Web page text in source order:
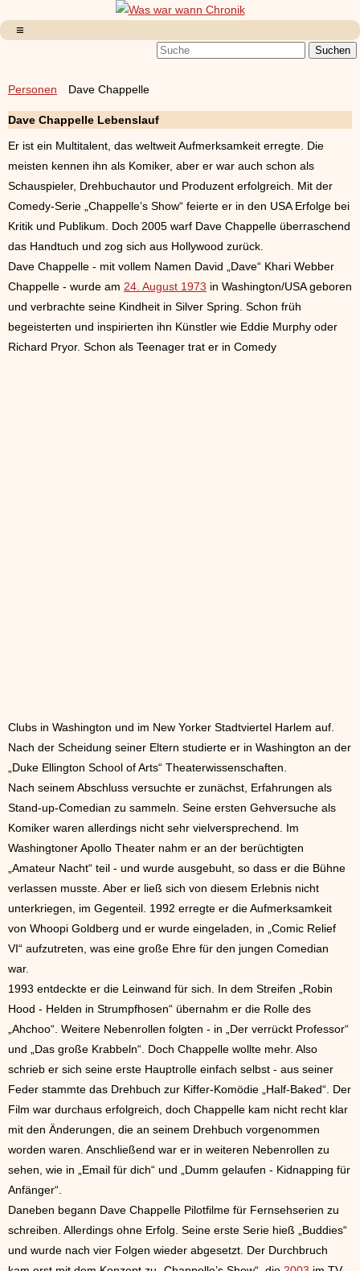
Personen Dave Chappelle
Dave Chappelle Lebenslauf
Er ist ein Multitalent, das weltweit Aufmerksamkeit erregte. Die
meisten kennen ihn als Komiker, aber er war auch schon als
Schauspieler, Drehbuchautor und Produzent erfolgreich. Mit der
Comedy-Serie „Chappelle’s Show“ feierte er in den USA Erfolge bei
Kritik und Publikum. Doch 2005 warf Dave Chappelle überraschend
das Handtuch und zog sich aus Hollywood zurück.
Dave Chappelle - mit vollem Namen David „Dave“ Khari Webber
Chappelle - wurde am 24. August 1973 in Washington/USA geboren
und verbrachte seine Kindheit in Silver Spring. Schon früh
begeisterten und inspirierten ihn Künstler wie Eddie Murphy oder
Richard Pryor. Schon als Teenager trat er in Comedy
Clubs in Washington und im New Yorker Stadtviertel Harlem auf.
Nach der Scheidung seiner Eltern studierte er in Washington an der
„Duke Ellington School of Arts“ Theaterwissenschaften.
Nach seinem Abschluss versuchte er zunächst, Erfahrungen als
Stand-up-Comedian zu sammeln. Seine ersten Gehversuche als
Komiker waren allerdings nicht sehr vielversprechend. Im
Washingtoner Apollo Theater nahm er an der berüchtigten
„Amateur Nacht“ teil - und wurde ausgebuht, so dass er die Bühne
verlassen musste. Aber er ließ sich von diesem Erlebnis nicht
unterkriegen, im Gegenteil. 1992 erregte er die Aufmerksamkeit
von Whoopi Goldberg und er wurde eingeladen, in „Comic Relief
VI“ aufzutreten, was eine große Ehre für den jungen Comedian
war.
1993 entdeckte er die Leinwand für sich. In dem Streifen „Robin
Hood - Helden in Strumpfhosen“ übernahm er die Rolle des
„Ahchoo“. Weitere Nebenrollen folgten - in „Der verrückt Professor“
und „Das große Krabbeln“. Doch Chappelle wollte mehr. Also
schrieb er sich seine erste Hauptrolle einfach selbst - aus seiner
Feder stammte das Drehbuch zur Kiffer-Komödie „Half-Baked“. Der
Film war durchaus erfolgreich, doch Chappelle kam nicht recht klar
mit den Änderungen, die an seinem Drehbuch vorgenommen
worden waren. Anschließend war er in weiteren Nebenrollen zu
sehen, wie in „Email für dich“ und „Dumm gelaufen - Kidnapping für
Anfänger“.
Daneben begann Dave Chappelle Pilotfilme für Fernsehserien zu
schreiben. Allerdings ohne Erfolg. Seine erste Serie hieß „Buddies“
und wurde nach vier Folgen wieder abgesetzt. Der Durchbruch